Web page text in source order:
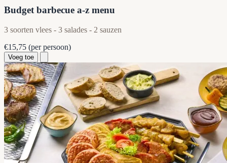
Budget barbecue a-z menu
3 soorten vlees - 3 salades - 2 sauzen
€15,75 (per persoon)
Voeg toe